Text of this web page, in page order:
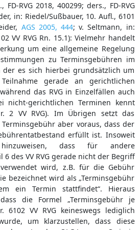
FD-RVG 2018, 400299; ders., FD-RVG
in: Riedel/Sußbauer, 10. Aufl., 6101
AGS 2005, 444; v. Seltmann, in:
VV RVG Rn. 15.1): Vielmehr handelt
um eine allgemeine Regelung
zu Terminsgebühren im
der es sich hierbei grundsätzlich um
gerade an gerichtlichen
das RVG in Einzelfällen auch
nicht-gerichtlichen Terminen kennt
2 VV RVG). Im Übrigen setzt das
aber voraus, dass der
erfüllt ist. Insoweit
dass für andere
des VV RVG gerade nicht der Begriff
wird, z.B. für die Gebühr
bezeichnet wird als „Terminsgebühr
ein Termin stattfindet“. Hieraus
die Formel „Terminsgebühr je
6102 VV RVG keineswegs lediglich
um klarzustellen, dass diese